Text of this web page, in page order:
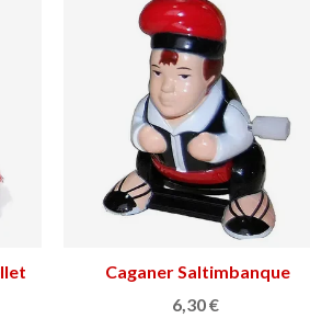
Ajouter au panier
BAKUS Tapis de table
24,90 €
(1)